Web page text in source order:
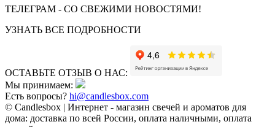
ТЕЛЕГРАМ - СО СВЕЖИМИ НОВОСТЯМИ!
УЗНАТЬ ВСЕ ПОДРОБНОСТИ
ОСТАВЬТЕ ОТЗЫВ О НАС:
Мы принимаем:
Есть вопросы? hi@candlesbox.com
© Candlesbox | Интернет - магазин свечей и ароматов для
дома: доставка по всей России, оплата наличными, оплата